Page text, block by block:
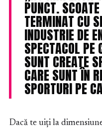
PUNCT.
TERMINAT CU
INDUSTRIE DE
SPECTACOL PE
SUNT CREATE
CARE SUNT ÎN
SPORTURI PE
Dacă te uiți la